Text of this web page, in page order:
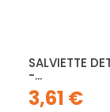
SALVIETTE
-...
3,61 €